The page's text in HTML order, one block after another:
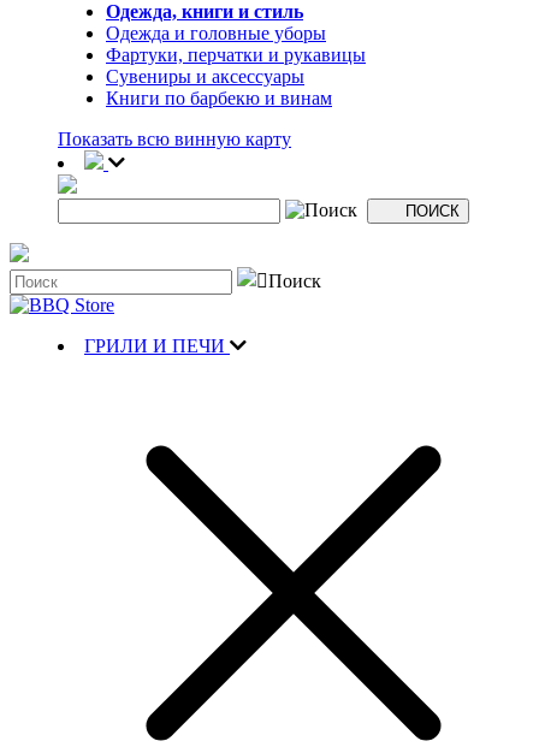
Одежда, книги и стиль
Одежда и головные уборы
Фартуки, перчатки и рукавицы
Сувениры и аксессуары
Книги по барбекю и винам
Показать всю винную карту
ГРИЛИ И ПЕЧИ